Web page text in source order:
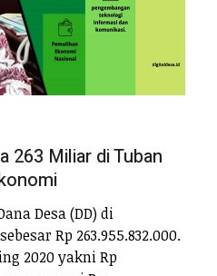
263 Miliar di Tuban
Desa (DD) di
Rp 263.955.832.000.
2020 yakni Rp